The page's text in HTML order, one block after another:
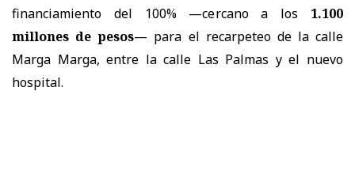
financiamiento del 100% —cercano a los 1.100
millones de pesos— para el recarpeteo de la calle
Marga Marga, entre la calle Las Palmas y el nuevo
hospital.